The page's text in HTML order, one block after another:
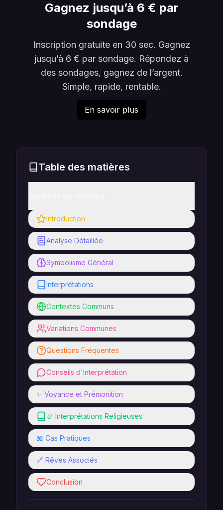
Gagnez jusqu’à 6 € par
sondage
Inscription gratuite en 30 sec. Gagnez
jusqu’à 6 € par sondage. Répondez à
des sondages, gagnez de l’argent.
Simple, rapide, rentable.
En savoir plus
Table des matières
Introduction
Analyse Détaillée
Symbolisme Général
Interprétations
Contextes Communs
Variations Communes
Questions Fréquentes
Conseils d'Interprétation
✨ Voyance et Prémonition
📿 Interprétations Religieuses
📖 Cas Pratiques
🔗 Rêves Associés
Conclusion